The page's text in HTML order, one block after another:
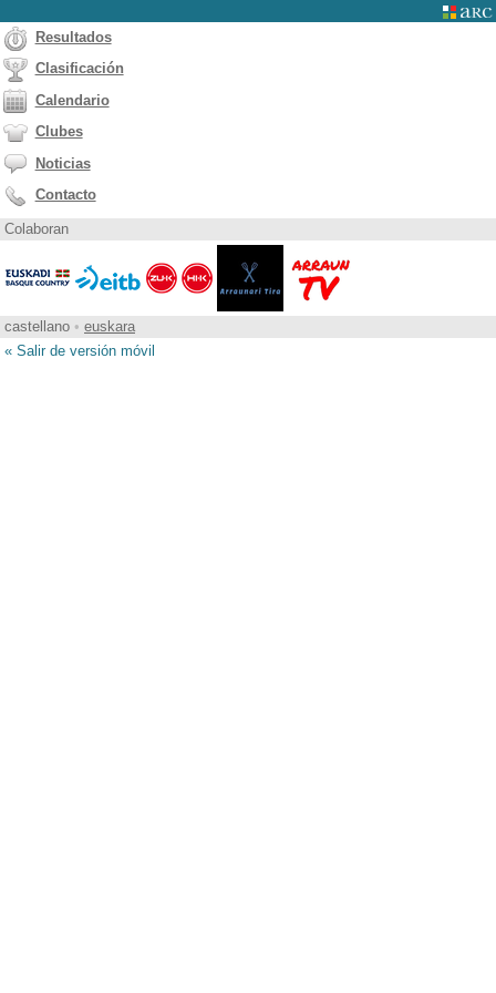
Resultados
Clasificación
Calendario
Clubes
Noticias
Contacto
Colaboran
castellano • euskara
« Salir de versión móvil